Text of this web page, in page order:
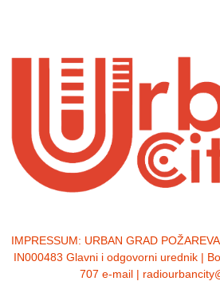
IMPRESSUM: URBAN GRAD
IN000483 Glavni i odgovorni urednik |
707 e-mail |